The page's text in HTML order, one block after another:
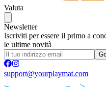
Valuta
Newsletter
Iscriviti per essere il primo a
le ultime novità
support@yourplaymat.com